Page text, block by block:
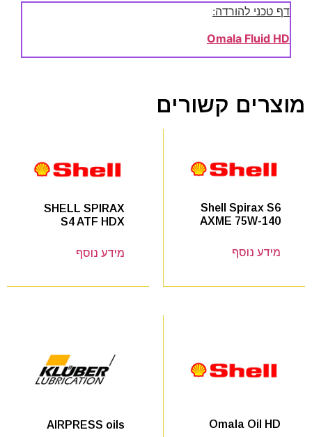
דף טכני להורדה:
Omala Fluid HD
מוצרים קשורים
Shell Spirax S6
AXME 75W-140
מידע נוסף
SHELL SPIRAX
S4 ATF HDX
מידע נוסף
Omala Oil HD
AIRPRESS oils